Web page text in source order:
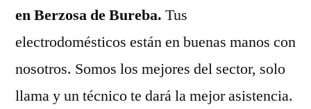
en Berzosa de Bureba. Tus
electrodomésticos están en buenas manos con
nosotros. Somos los mejores del sector, solo
llama y un técnico te dará la mejor asistencia.